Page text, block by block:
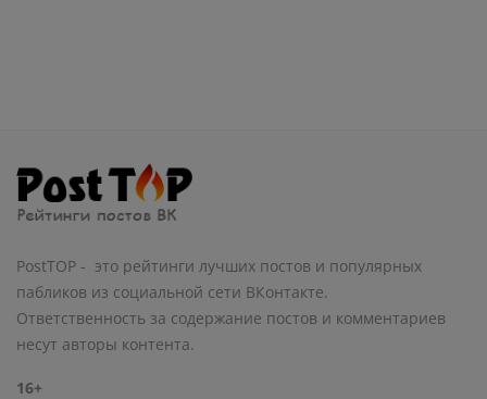
PostTOP - это рейтинги лучших постов и популярных
пабликов из социальной сети ВКонтакте.
Ответственность за содержание постов и комментариев
несут авторы контента.
16+